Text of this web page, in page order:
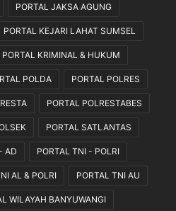
PORTAL JAKSA AGUNG
PORTAL KEJARI LAHAT SUMSEL
PORTAL KRIMINAL & HUKUM
POLDA PORTAL POLRES
PORTAL POLRESTABES
PORTAL SATLANTAS
AD PORTAL TNI - POLRI
AL & POLRI PORTAL TNI AU
WILAYAH BANYUWANGI